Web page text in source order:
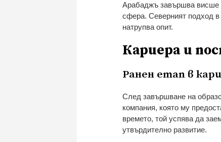
Арабаджъ завършва висше
сфера. Северният подход в
натрупва опит.
Кариера и
Ранен етап в
След завършване на
компания, която му
времето, той успява да
утвърдително развитие.